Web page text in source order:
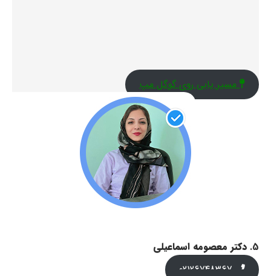
مسیر یابی روی گوگل مپ
5. دکتر معصومه اسماعیلی